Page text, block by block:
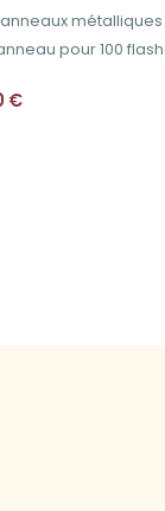
métalliques
pour 100
€